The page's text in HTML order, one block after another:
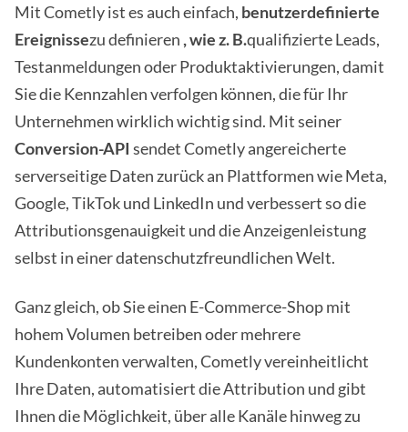
Mit Cometly ist es auch einfach, benutzerdefinierte
Ereignissezu definieren, wie z. B.qualifizierte Leads,
Testanmeldungen oder Produktaktivierungen, damit
Sie die Kennzahlen verfolgen können, die für Ihr
Unternehmen wirklich wichtig sind. Mit seiner
Conversion-API sendet Cometly angereicherte
serverseitige Daten zurück an Plattformen wie Meta,
Google, TikTok und LinkedIn und verbessert so die
Attributionsgenauigkeit und die Anzeigenleistung
selbst in einer datenschutzfreundlichen Welt.
Ganz gleich, ob Sie einen E-Commerce-Shop mit
hohem Volumen betreiben oder mehrere
Kundenkonten verwalten, Cometly vereinheitlicht
Ihre Daten, automatisiert die Attribution und gibt
Ihnen die Möglichkeit, über alle Kanäle hinweg zu